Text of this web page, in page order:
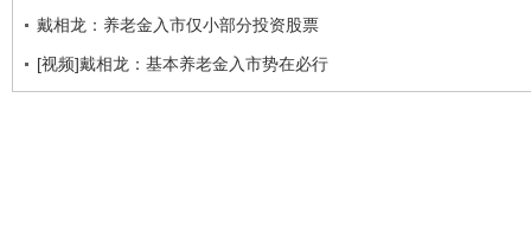
戴相龙：养老金入市仅小部分投资股票
[视频]戴相龙：基本养老金入市势在必行